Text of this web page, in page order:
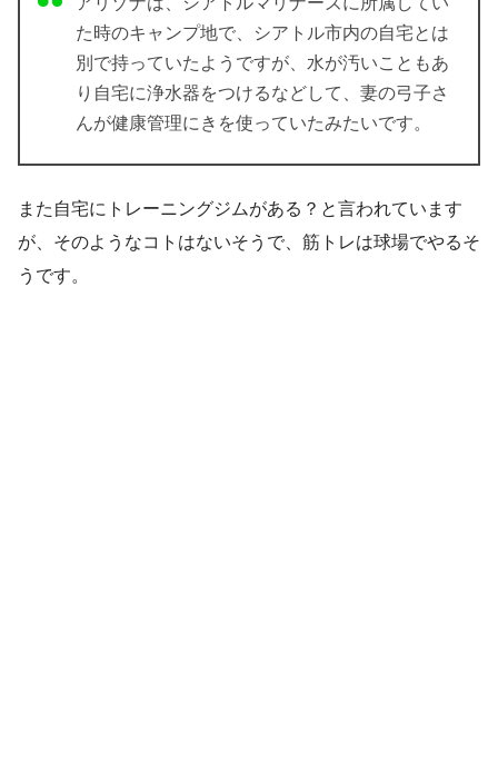
た時のキャンプ地で、シアトル市内の自宅とは
別で持っていたようですが、水が汚いこともあ
り自宅に浄水器をつけるなどして、妻の弓子さ
んが健康管理にきを使っていたみたいです。
また自宅にトレーニングジムがある？と言われています
が、そのようなコトはないそうで、筋トレは球場でやるそ
うです。